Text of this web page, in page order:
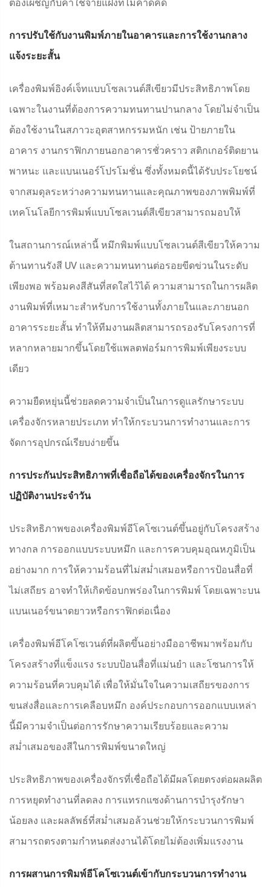
ต้องเผชิญกับค่าใช้จ่ายแฝงที่ไม่คาดคิด
การปรับใช้กับงานพิมพ์ภายในอาคารและการใช้งานกลาง
แจ้งระยะสั้น
เครื่องพิมพ์อิงค์เจ็ทแบบโซลเวนต์สีเขียวมีประสิทธิภาพโดย
เฉพาะในงานที่ต้องการความทนทานปานกลาง โดยไม่จำเป็น
ต้องใช้งานในสภาวะอุตสาหกรรมหนัก เช่น ป้ายภายใน
อาคาร งานกราฟิกภายนอกอาคารชั่วคราว สติกเกอร์ติดยาน
พาหนะ และแบนเนอร์โปรโมชั่น ซึ่งทั้งหมดนี้ได้รับประโยชน์
จากสมดุลระหว่างความทนทานและคุณภาพของภาพพิมพ์ที่
เทคโนโลยีการพิมพ์แบบโซลเวนต์สีเขียวสามารถมอบให้
ในสถานการณ์เหล่านี้ หมึกพิมพ์แบบโซลเวนต์สีเขียวให้ความ
ต้านทานรังสี UV และความทนทานต่อรอยขีดข่วนในระดับ
เพียงพอ พร้อมคงสีสันที่สดใสไว้ได้ ความสามารถในการผลิต
งานพิมพ์ที่เหมาะสำหรับการใช้งานทั้งภายในและภายนอก
อาคารระยะสั้น ทำให้ทีมงานผลิตสามารถรองรับโครงการที่
หลากหลายมากขึ้นโดยใช้แพลตฟอร์มการพิมพ์เพียงระบบ
เดียว
ความยืดหยุ่นนี้ช่วยลดความจำเป็นในการดูแลรักษาระบบ
เครื่องจักรหลายประเภท ทำให้กระบวนการทำงานและการ
จัดการอุปกรณ์เรียบง่ายขึ้น
การประกันประสิทธิภาพที่เชื่อถือได้ของเครื่องจักรในการ
ปฏิบัติงานประจำวัน
ประสิทธิภาพของเครื่องพิมพ์อีโคโซเวนต์ขึ้นอยู่กับโครงสร้าง
ทางกล การออกแบบระบบหมึก และการควบคุมอุณหภูมิเป็น
อย่างมาก การให้ความร้อนที่ไม่สม่ำเสมอหรือการป้อนสื่อที่
ไม่เสถียร อาจทำให้เกิดข้อบกพร่องในการพิมพ์ โดยเฉพาะบน
แบนเนอร์ขนาดยาวหรือกราฟิกต่อเนื่อง
เครื่องพิมพ์อีโคโซเวนต์ที่ผลิตขึ้นอย่างมืออาชีพมาพร้อมกับ
โครงสร้างที่แข็งแรง ระบบป้อนสื่อที่แม่นยำ และโซนการให้
ความร้อนที่ควบคุมได้ เพื่อให้มั่นใจในความเสถียรของการ
ขนส่งสื่อและการเคลือบหมึก องค์ประกอบการออกแบบเหล่า
นี้มีความจำเป็นต่อการรักษาความเรียบร้อยและความ
สม่ำเสมอของสีในการพิมพ์ขนาดใหญ่
ประสิทธิภาพของเครื่องจักรที่เชื่อถือได้มีผลโดยตรงต่อผลผลิต
การหยุดทำงานที่ลดลง การแทรกแซงด้านการบำรุงรักษา
น้อยลง และผลลัพธ์ที่สม่ำเสมอล้วนช่วยให้กระบวนการพิมพ์
สามารถตรงตามกำหนดส่งงานได้โดยไม่ต้องเพิ่มแรงงาน
การผสานการพิมพ์อีโคโซเวนต์เข้ากับกระบวนการทำงาน